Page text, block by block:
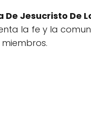
De Jesucristo De
la fe y la